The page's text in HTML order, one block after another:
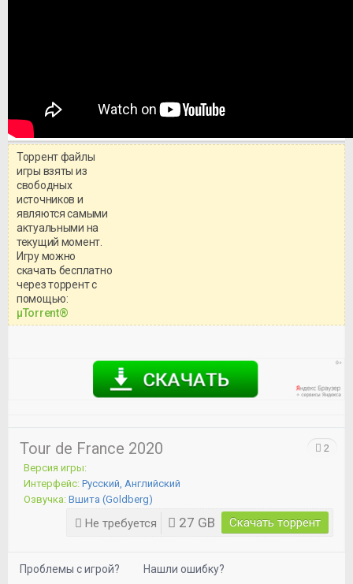
системными требованиями и
Торрент файлы
игры взяты из
свободных
источников и
являются самыми
актуальными на
текущий момент.
Игру можно
скачать бесплатно
через торрент с
помощью:
μTorrent®
Tour de France 2020
Версия игры:
Интерфейс: Русский, Английский
Озвучка: Вшита (Goldberg)
Не требуется 27 GB Скачать торрент
2
Проблемы с игрой? Нашли ошибку?